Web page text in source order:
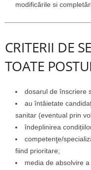
modificările si
CRITERII DE
TOATE
dosarul de înscriere
au întâietate
sanitar (eventual prin
îndeplinirea
competenţe/
fiind prioritare;
media de absolvire